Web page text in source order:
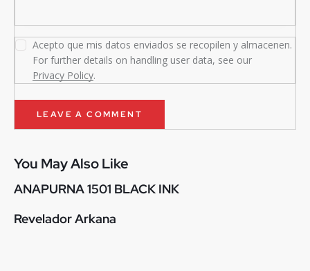
Acepto que mis datos enviados se recopilen y almacenen.
For further details on handling user data, see our
Privacy Policy.
You May Also Like
ANAPURNA 1501 BLACK INK
Revelador Arkana